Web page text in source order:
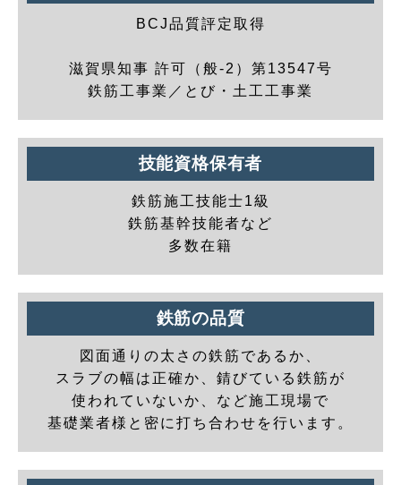
BCJ品質評定取得
滋賀県知事 許可（般-2）第13547号
鉄筋工事業／とび・土工工事業
技能資格保有者
鉄筋施工技能士1級
鉄筋基幹技能者など
多数在籍
鉄筋の品質
図面通りの太さの鉄筋であるか、
スラブの幅は正確か、錆びている鉄筋が
使われていないか、など施工現場で
基礎業者様と密に打ち合わせを行います。